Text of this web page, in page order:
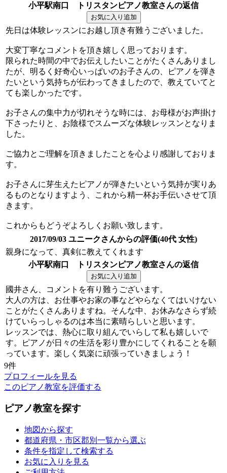
小平駅南口 トリスタンピアノ教室さんの返信
先日は体験レッスンにお越し頂き有難うございました。
大変丁寧なコメントを頂き嬉しく思っております。
限られた時間の中でお伝えしたいことがたくさんありまし
たが、明るく好奇心いっぱいのお子さんの、ピアノを弾き
たいという気持ちが伝わってきましたので、教えていてと
ても楽しかったです。
お子さんの集中力が切れそうな時には、お母様がお声掛け
下さったりと、お陰様でスムーズな体験レッスンとなりま
した。
ご協力とご理解を頂きましたことを心より感謝しておりま
す。
お子さんに芽生えたピアノが弾きたいという気持が実りあ
るものとなりますよう、これから精一杯お手伝いさせて頂
きます。
これからもどうぞよろしくお願い致します。
2017/09/03 ユニークさんからの評価(40代 女性)
親身になって、真剣に教えてくれます
小平駅南口 トリスタンピアノ教室さんの返信
國井さん、コメントを有り難うございます。
大人の方は、お仕事やお家の事などやらなくてはいけない
ことがたくさんありますね。そんな中、お休みなさらず続
けていらっしゃるのは本当に素晴らしいと思います。
レッスンでは、熱心に取り組んでいらして私も嬉しいで
す。ピアノが日々の生活を彩り豊かにしてくれることを願
っています。楽しく気楽に頑張っていきましょう！
9件
プロフィールを見る
このピアノ教室を評価する
ピアノ教室を探す
地図から探す
都道府県・市区郡別一覧から選ぶ
条件を指定して検索する
お気に入りを見る